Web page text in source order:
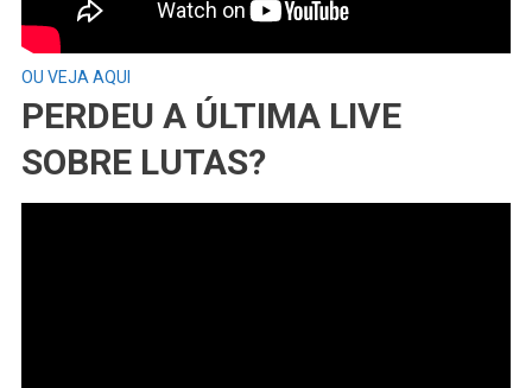
OU VEJA AQUI
PERDEU A ÚLTIMA LIVE
SOBRE LUTAS?